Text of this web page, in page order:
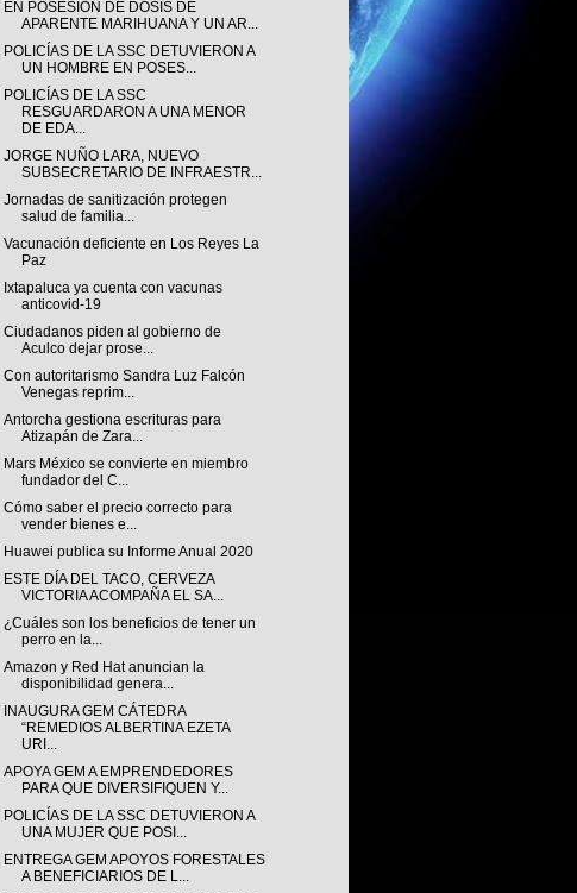
EN POSESIÓN DE DOSIS DE
APARENTE MARIHUANA Y UN AR...
POLICÍAS DE LA SSC DETUVIERON A
UN HOMBRE EN POSES...
POLICÍAS DE LA SSC
RESGUARDARON A UNA MENOR
DE EDA...
JORGE NUÑO LARA, NUEVO
SUBSECRETARIO DE INFRAESTR...
Jornadas de sanitización protegen
salud de familia...
Vacunación deficiente en Los Reyes La
Paz
Ixtapaluca ya cuenta con vacunas
anticovid-19
Ciudadanos piden al gobierno de
Aculco dejar prose...
Con autoritarismo Sandra Luz Falcón
Venegas reprim...
Antorcha gestiona escrituras para
Atizapán de Zara...
Mars México se convierte en miembro
fundador del C...
Cómo saber el precio correcto para
vender bienes e...
Huawei publica su Informe Anual 2020
ESTE DÍA DEL TACO, CERVEZA
VICTORIA ACOMPAÑA EL SA...
¿Cuáles son los beneficios de tener un
perro en la...
Amazon y Red Hat anuncian la
disponibilidad genera...
INAUGURA GEM CÁTEDRA
“REMEDIOS ALBERTINA EZETA
URI...
APOYA GEM A EMPRENDEDORES
PARA QUE DIVERSIFIQUEN Y...
POLICÍAS DE LA SSC DETUVIERON A
UNA MUJER QUE POSI...
ENTREGA GEM APOYOS FORESTALES
A BENEFICIARIOS DE L...